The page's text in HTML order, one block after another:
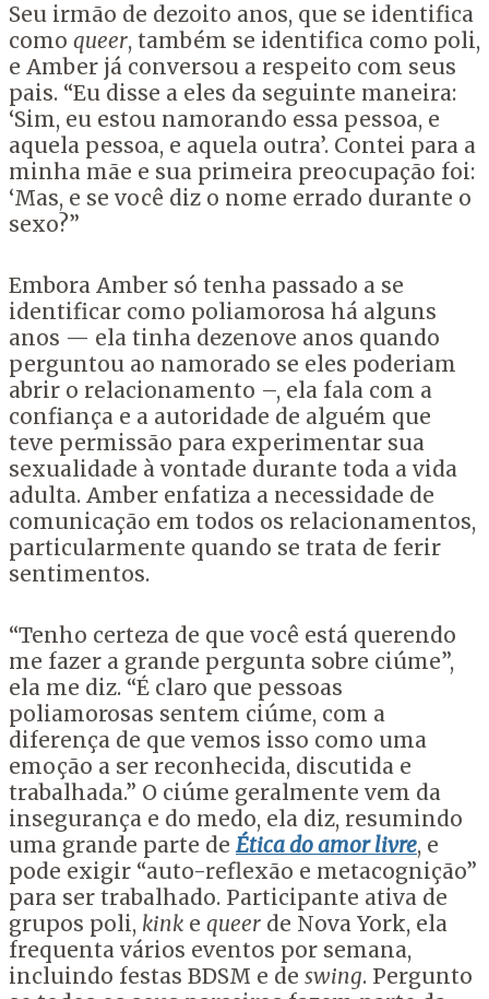
Seu irmão de dezoito anos, que se identifica
como queer, também se identifica como poli,
e Amber já conversou a respeito com seus
pais. “Eu disse a eles da seguinte maneira:
‘Sim, eu estou namorando essa pessoa, e
aquela pessoa, e aquela outra’. Contei para a
minha mãe e sua primeira preocupação foi:
‘Mas, e se você diz o nome errado durante o
sexo?”
Embora Amber só tenha passado a se
identificar como poliamorosa há alguns
anos — ela tinha dezenove anos quando
perguntou ao namorado se eles poderiam
abrir o relacionamento –, ela fala com a
confiança e a autoridade de alguém que
teve permissão para experimentar sua
sexualidade à vontade durante toda a vida
adulta. Amber enfatiza a necessidade de
comunicação em todos os relacionamentos,
particularmente quando se trata de ferir
sentimentos.
“Tenho certeza de que você está querendo
me fazer a grande pergunta sobre ciúme”,
ela me diz. “É claro que pessoas
poliamorosas sentem ciúme, com a
diferença de que vemos isso como uma
emoção a ser reconhecida, discutida e
trabalhada.” O ciúme geralmente vem da
insegurança e do medo, ela diz, resumindo
uma grande parte de Ética do amor livre, e
pode exigir “auto-reflexão e metacognição”
para ser trabalhado. Participante ativa de
grupos poli, kink e queer de Nova York, ela
frequenta vários eventos por semana,
incluindo festas BDSM e de swing. Pergunto